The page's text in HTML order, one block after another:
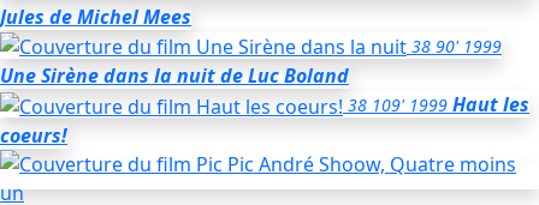
Jules de Michel Mees
38 90' 1999
Une Sirène dans la nuitde Luc Boland
38 109' 1999 Haut les
coeurs!